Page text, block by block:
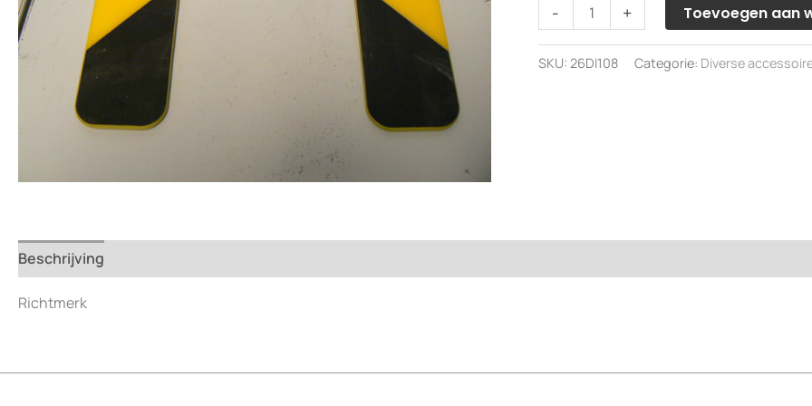
-
Richtmerk
aantal
+ Toevoegen aan
SKU: 26DI108 Categorie: Diverse
Beschrijving
Richtmerk